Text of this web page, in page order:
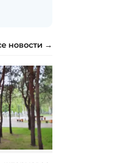
новости →